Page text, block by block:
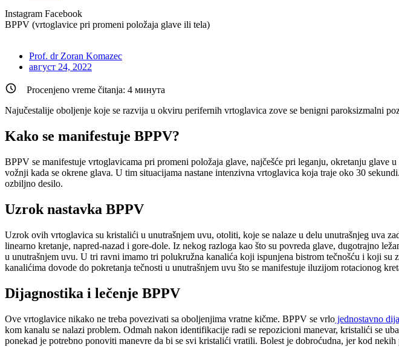
Instagram Facebook
BPPV (vrtoglavice pri promeni položaja glave ili tela)
Prof. dr Zoran Komazec
август 24, 2022
Procenjeno vreme čitanja: 4 минута
Najučestalije oboljenje koje se razvija u okviru perifernih vrtoglavica zove se benigni paroksizmalni
Kako se manifestuje BPPV?
BPPV se manifestuje vrtoglavicama pri promeni položaja glave, najčešće pri leganju, okretanju
vožnji kada se okrene glava. U tim situacijama nastane intenzivna vrtoglavica koja traje oko 30
ozbiljno desilo.
Uzrok nastavka BPPV
Uzrok ovih vrtoglavica su kristalići u unutrašnjem uvu, otoliti, koje se nalaze u delu unutrašnjeg uva
linearno kretanje, napred-nazad i gore-dole. Iz nekog razloga kao što su povreda glave, dugotrajno
u unutrašnjem uvu. U tri ravni imamo tri polukružna kanalića koji ispunjena bistrom tečnošću i koji
kanalićima dovode do pokretanja tečnosti u unutrašnjem uvu što se manifestuje iluzijom rotacionog
Dijagnostika i lečenje BPPV
Ove vrtoglavice nikako ne treba povezivati sa oboljenjima vratne kičme. BPPV se vrlo jednostavno
kom kanalu se nalazi problem. Odmah nakon identifikacije radi se repozicioni manevar, kristalići se
ponekad je potrebno ponoviti manevre da bi se svi kristalići vratili. Bolest je dobroćudna, jer kod